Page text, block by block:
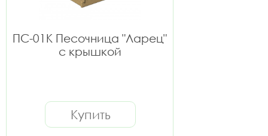
ПС-01К Песочница "Ларец"
с крышкой
Купить